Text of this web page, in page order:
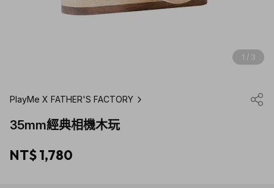
1 / 3
PlayMe X FATHER'S FACTORY
35mm經典相機木玩
NT$ 1,780